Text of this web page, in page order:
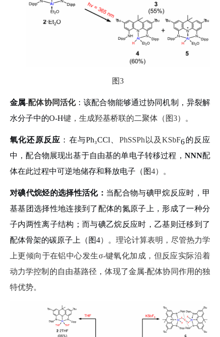
图3
金属-配体协同活化：该配合物能够通过协同机制，异裂解
水分子中的O-H键，生成羟基桥联的二聚体（图3）。
氧化还原反应 ：在与Ph₃CCl PhSSPh 以及KSbF6的反应
中，配合物展现出基于自由基的单电子转移过程， NNN配
体在此过程中可逆地储存和释放电子（图4）。
对碘代烷烃的选择性活化： 当配合物与碘甲烷反应时，甲
基基团选择性地连接到了配体的氮原子上，形成了一种分
子内两性离子结构；而与碘乙烷反应时，乙基则迁移到了
配体骨架的碳原子上（图4）。理论计算表明，尽管热力学
上更倾向于在铝中心发生σ-键氧化加成，但反应实际沿着
动力学控制的自由基路径，体现了金属-配体协同作用的独
特优势。